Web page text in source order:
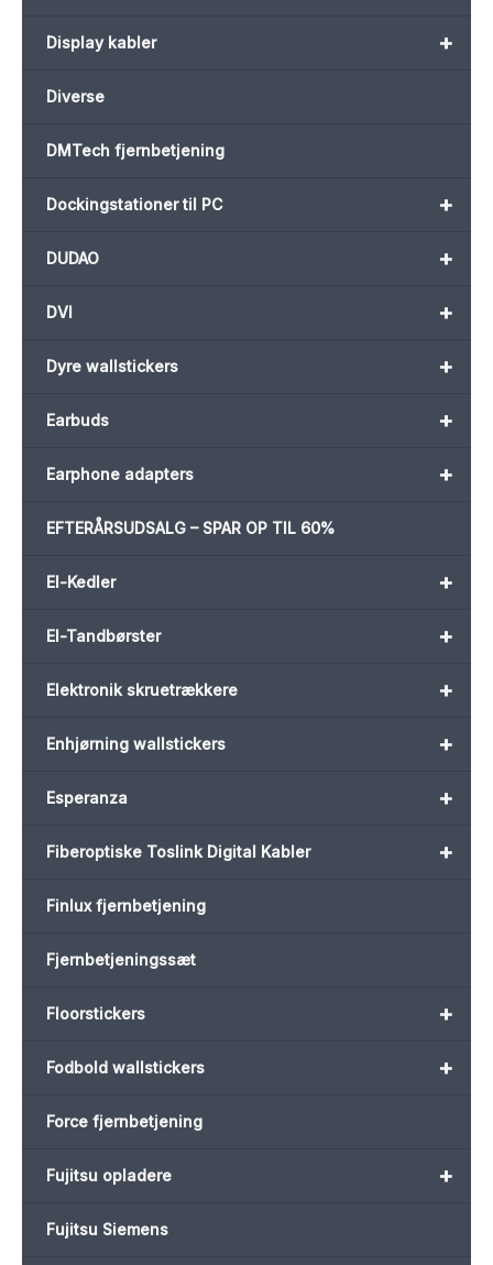
+
Display kabler
Diverse
DMTech fjernbetjening
+
Dockingstationer til PC
+
DUDAO
+
DVI
+
Dyre wallstickers
+
Earbuds
+
Earphone adapters
EFTERÅRSUDSALG – SPAR OP TIL 60%
+
El-Kedler
+
El-Tandbørster
+
Elektronik skruetrækkere
+
Enhjørning wallstickers
+
Esperanza
+
Fiberoptiske Toslink Digital Kabler
Finlux fjernbetjening
Fjernbetjeningssæt
+
Floorstickers
+
Fodbold wallstickers
Force fjernbetjening
+
Fujitsu opladere
Fujitsu Siemens